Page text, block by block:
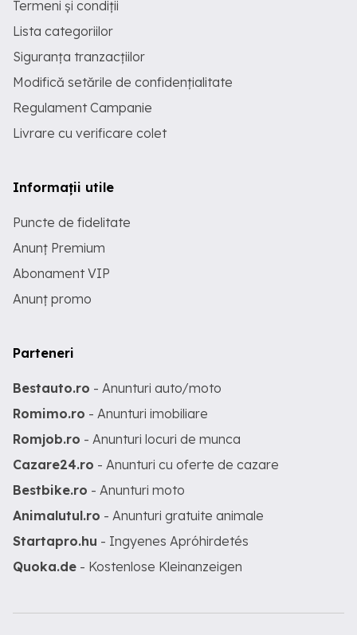
Termeni și condiții
Lista categoriilor
Siguranța tranzacțiilor
Modifică setările de confidențialitate
Regulament Campanie
Livrare cu verificare colet
Informații utile
Puncte de fidelitate
Anunț Premium
Abonament VIP
Anunț promo
Parteneri
Bestauto.ro - Anunturi auto/moto
Romimo.ro - Anunturi imobiliare
Romjob.ro - Anunturi locuri de munca
Cazare24.ro - Anunturi cu oferte de cazare
Bestbike.ro - Anunturi moto
Animalutul.ro - Anunturi gratuite animale
Startapro.hu - Ingyenes Apróhirdetés
Quoka.de - Kostenlose Kleinanzeigen